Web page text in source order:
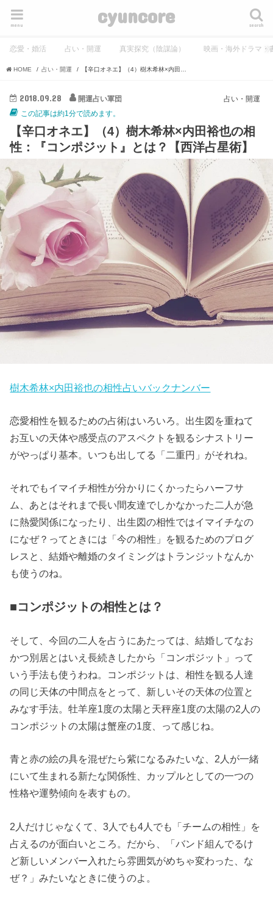
cyuncore search
menu
恋愛・婚活 占い・開運 真実探究（陰謀論） 映画・海外ドラマ・
HOME 占い・開運
占い・開運
2018.09.28
開運占い軍団
この記事は約1分で読めます。
【辛口オネエ】（4）樹木希林×内田裕也の相
性：『コンポジット』とは？【西洋占星術】
樹木希林×内田裕也の相性占いバックナンバー
恋愛相性を観るための占術はいろいろ。出生図を重ねて
お互いの天体や感受点のアスペクトを観るシナストリー
がやっぱり基本。いつも出してる「二重円」がそれね。
それでもイマイチ相性が分かりにくかったらハーフサ
ム、あとはそれまで長い間友達でしかなかった二人が急
に熱愛関係になったり、出生図の相性ではイマイチなの
になぜ？ってときには「今の相性」を観るためのプログ
レスと、結婚や離婚のタイミングはトランジットなんか
も使うのね。
■コンポジットの相性とは？
そして、今回の二人を占うにあたっては、結婚してなお
かつ別居とはいえ長続きしたから「コンポジット」って
いう手法も使うわね。コンポジットは、相性を観る人達
の同じ天体の中間点をとって、新しいその天体の位置と
みなす手法。牡羊座1度の太陽と天秤座1度の太陽の2人の
コンポジットの太陽は蟹座の1度、って感じね。
青と赤の絵の具を混ぜたら紫になるみたいな、2人が一緒
にいて生まれる新たな関係性、カップルとしての一つの
性格や運勢傾向を表すもの。
2人だけじゃなくて、3人でも4人でも「チームの相性」を
占えるのが面白いところ。だから、「バンド組んでるけ
ど新しいメンバー入れたら雰囲気がめちゃ変わった、な
ぜ？」みたいなときに使うのよ。